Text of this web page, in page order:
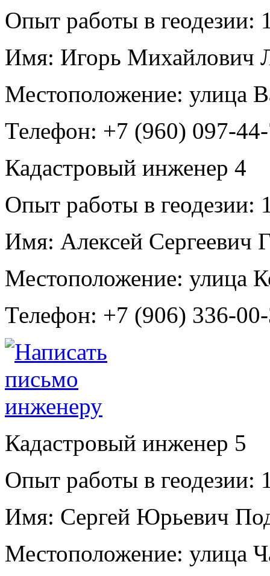
Опыт работы в геодезии:
Имя: Игорь Михайлович
Местоположение: улица
Телефон: +7 (960) 097-
Кадастровый инженер 4
Опыт работы в геодезии:
Имя: Алексей Сергеевич
Местоположение: улица
Телефон: +7 (906) 336-
Кадастровый инженер 5
Опыт работы в геодезии:
Имя: Сергей Юрьевич
Местоположение: улица